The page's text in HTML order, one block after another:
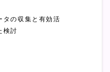
タの収集と有効活
検討